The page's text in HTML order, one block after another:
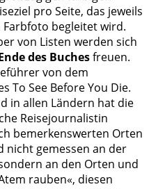
pro Seite, das jeweils
begleitet wird.
von Listen werden sich
des Buchesfreuen.
von dem
To See Before You Die.
in allen Ländern hat die
Reisejournalistin
bemerkenswerten Orten
nicht gemessen an der
an den Orten und
rauben«, diesen